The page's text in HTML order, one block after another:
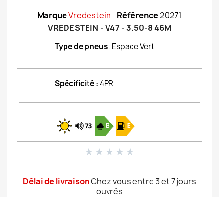
MarqueVredestein Référence20271
VREDESTEIN - V47 - 3.50-8 46M
Type de pneus: Espace Vert
Spécificité :4PR
★ ★ ★ ★ ★
Délai de livraisonChez vous entre 3 et 7 jours
ouvrés